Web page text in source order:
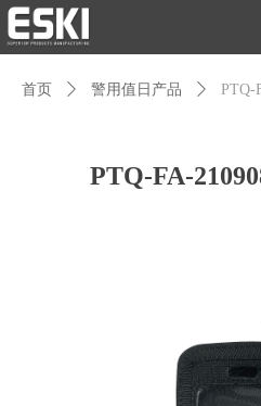
首页 ꄲ 警用值日产品 ꄲ PTQ-
PTQ-FA-